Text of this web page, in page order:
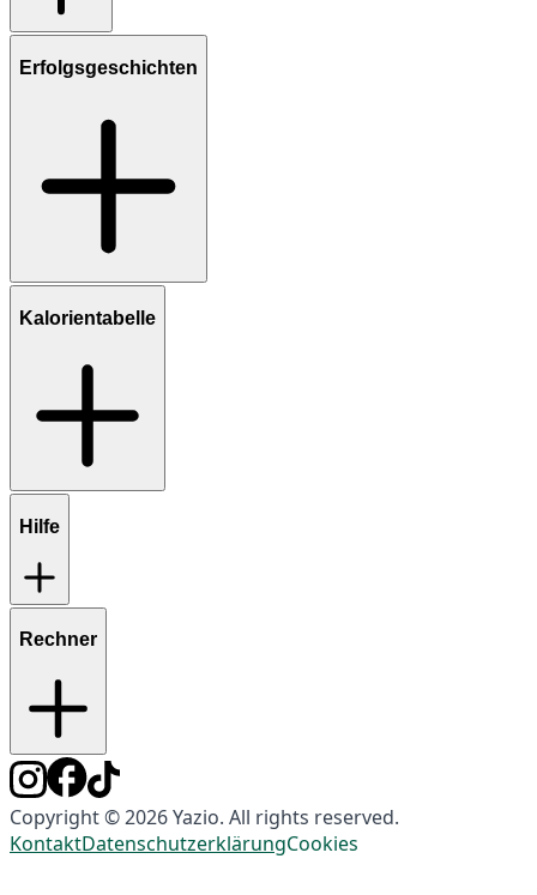
Erfolgsgeschichten
Kalorientabelle
Hilfe
Rechner
Copyright © 2026 Yazio. All rights reserved.
KontaktDatenschutzerklärungCookies